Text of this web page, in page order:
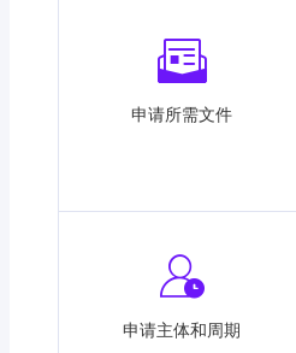
申请所需文件
申请主体和周期